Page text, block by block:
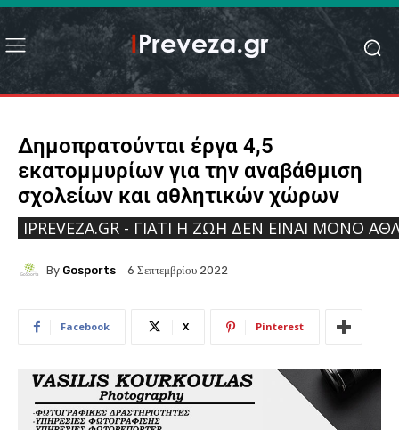
Δημοπρατούνται έργα 4,5
εκατομμυρίων για την αναβάθμιση
σχολείων και αθλητικών χώρων
IPREVEZA.GR - ΓΙΑΤΊ Η ΖΩΉ ΔΕΝ ΕΊΝΑΙ ΜΌΝΟ
By Gosports 6 Σεπτεμβρίου 2022
Facebook X Pinterest